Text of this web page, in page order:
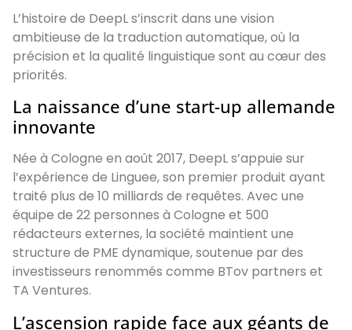
L’histoire de DeepL s’inscrit dans une vision
ambitieuse de la traduction automatique, où la
précision et la qualité linguistique sont au cœur des
priorités.
La naissance d’une start-up allemande
innovante
Née à Cologne en août 2017, DeepL s’appuie sur
l’expérience de Linguee, son premier produit ayant
traité plus de 10 milliards de requêtes. Avec une
équipe de 22 personnes à Cologne et 500
rédacteurs externes, la société maintient une
structure de PME dynamique, soutenue par des
investisseurs renommés comme BTov partners et
TA Ventures.
L’ascension rapide face aux géants de